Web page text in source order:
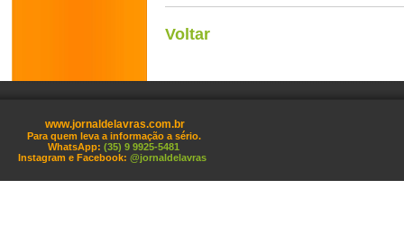
Voltar
www.jornaldelavras.com.br
Para quem leva a informação a sério.
WhatsApp: (35) 9 9925-5481
Instagram e Facebook: @jornaldelavras